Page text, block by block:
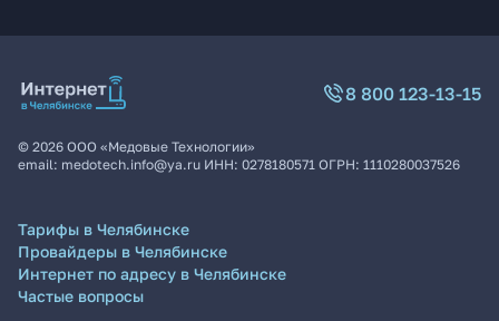
8 800 123-13-15
© 2026 ООО «Медовые Технологии»
email: medotech.info@ya.ru ИНН: 0278180571 ОГРН: 1110280037526
Тарифы в Челябинске
Провайдеры в Челябинске
Интернет по адресу в Челябинске
Частые вопросы